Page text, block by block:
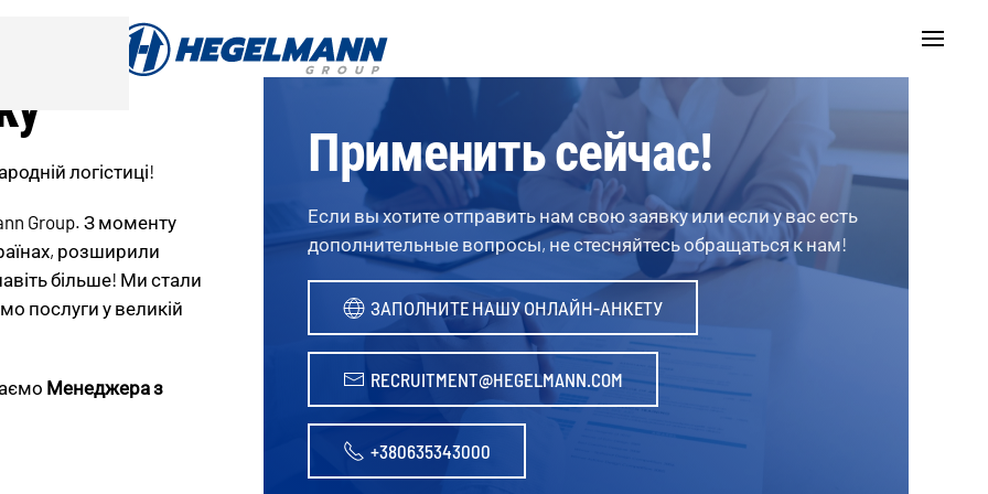
логістиці!
Group. З моменту
розширили
більше! Ми стали
послуги у великій
Менеджера з
Применить сейчас!
Если вы хотите отправить нам свою заявку или если у вас есть
дополнительные вопросы, не стесняйтесь обращаться к нам!
ЗАПОЛНИТЕ НАШУ ОНЛАЙН-АНКЕТУ
RECRUITMENT@HEGELMANN.COM
+380635343000